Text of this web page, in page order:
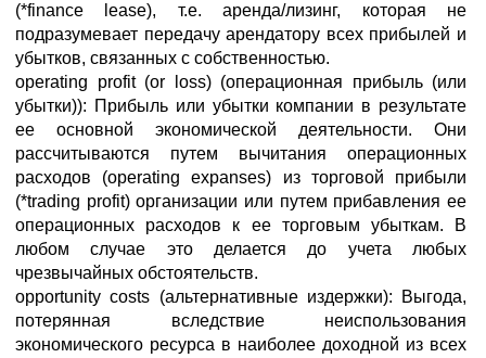
(*finance lease), т.е. аренда/лизинг, которая не
подразумевает передачу арендатору всех прибылей и
убытков, связанных с собственностью.
operating profit (or loss) (операционная прибыль (или
убытки)): Прибыль или убытки компании в результате
ее основной экономической деятельности. Они
рассчитываются путем вычитания операционных
расходов (operating expanses) из торговой прибыли
(*trading profit) организации или путем прибавления ее
операционных расходов к ее торговым убыткам. В
любом случае это делается до учета любых
чрезвычайных обстоятельств.
opportunity costs (альтернативные издержки): Выгода,
потерянная вследствие неиспользования
экономического ресурса в наиболее доходной из всех